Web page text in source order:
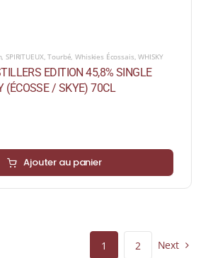
,SPIRITUEUX,Tourbé,Whiskies Écossais,WHISKY
EDITION 45,8% SINGLE
(ÉCOSSE / SKYE) 70CL
Ajouter au panier
1 2 Next